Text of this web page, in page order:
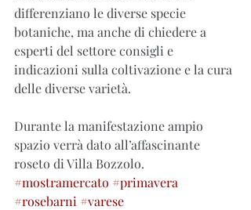
differenziano le diverse specie
botaniche, ma anche di chiedere a
esperti del settore consigli e
indicazioni sulla coltivazione e la cura
delle diverse varietà.
Durante la manifestazione ampio
spazio verrà dato all’affascinante
roseto di Villa Bozzolo.
#mostramercato #primavera
#rosebarni #varese